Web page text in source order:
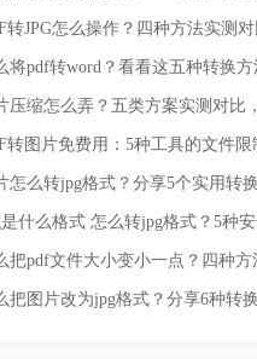
将pdf转word？看看这五种转换方
怎么转jpg格式？分享5个实用转
把图片改为jpg格式？分享6种转